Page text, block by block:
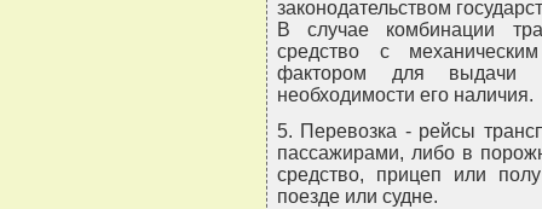
законодательством
В случае комбинации
средство с
фактором для выдачи
необходимости его наличия.
5. Перевозка - рейсы
пассажирами, либо в
средство, прицеп или
поезде или судне.